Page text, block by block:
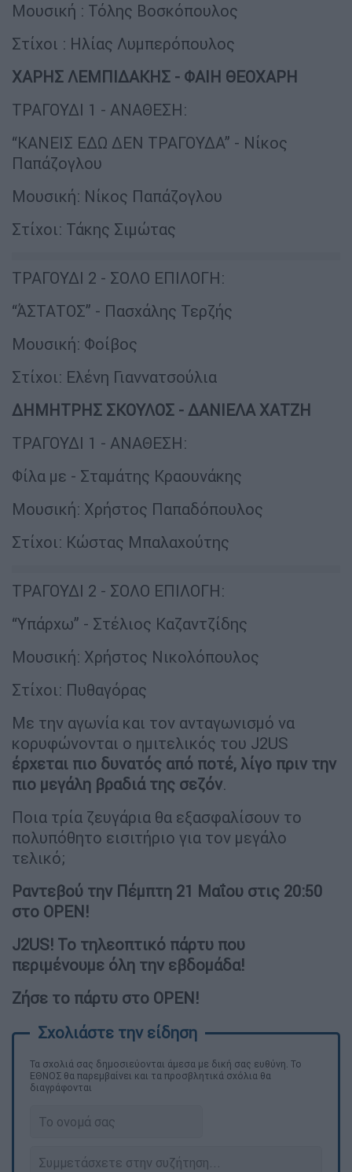
Μουσική : Τόλης Βοσκόπουλος
Στίχοι : Ηλίας Λυμπερόπουλος
ΧΑΡΗΣ ΛΕΜΠΙΔΑΚΗΣ - ΦΑΙΗ ΘΕΟΧΑΡΗ
ΤΡΑΓΟΥΔΙ 1 - ΑΝΑΘΕΣΗ:
“ΚΑΝΕΙΣ ΕΔΩ ΔΕΝ ΤΡΑΓΟΥΔΑ” - Νίκος
Παπάζογλου
Μουσική: Νίκος Παπάζογλου
Στίχοι: Τάκης Σιμώτας
ΤΡΑΓΟΥΔΙ 2 - ΣΟΛΟ ΕΠΙΛΟΓΗ:
“ΆΣΤΑΤΟΣ” - Πασχάλης Τερζής
Μουσική: Φοίβος
Στίχοι: Ελένη Γιαννατσούλια
ΔΗΜΗΤΡΗΣ ΣΚΟΥΛΟΣ - ΔΑΝΙΕΛΑ ΧΑΤΖΗ
ΤΡΑΓΟΥΔΙ 1 - ΑΝΑΘΕΣΗ:
Φίλα με - Σταμάτης Κραουνάκης
Μουσική: Χρήστος Παπαδόπουλος
Στίχοι: Κώστας Μπαλαχούτης
ΤΡΑΓΟΥΔΙ 2 - ΣΟΛΟ ΕΠΙΛΟΓΗ:
“Υπάρχω” - Στέλιος Καζαντζίδης
Μουσική: Χρήστος Νικολόπουλος
Στίχοι: Πυθαγόρας
Με την αγωνία και τον ανταγωνισμό να
κορυφώνονται ο ημιτελικός του J2US
έρχεται πιο δυνατός από ποτέ, λίγο πριν την
πιο μεγάλη βραδιά της σεζόν.
Ποια τρία ζευγάρια θα εξασφαλίσουν το
πολυπόθητο εισιτήριο για τον μεγάλο
τελικό;
Ραντεβού την Πέμπτη 21 Μαΐου στις 20:50
στο OPEN!
J2US! Το τηλεοπτικό πάρτυ που
περιμένουμε όλη την εβδομάδα!
Ζήσε το πάρτυ στο OPEN!
Τα σχολιά σας δημοσιεύονται άμεσα με δική σας ευθύνη. Το
ΕΘΝΟΣ θα παρεμβαίνει και τα προσβλητικά σχόλια θα
διαγράφονται